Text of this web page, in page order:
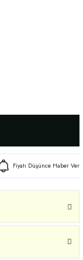
Fiyatı Düşünce Haber Ver